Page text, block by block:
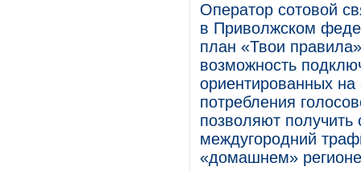
Оператор сотовой
в Приволжском
план «Твои
возможность
ориентированных
потребления
позволяют получить
междугородний
«домашнем»